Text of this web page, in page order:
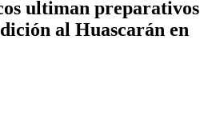
ultiman preparativos
al Huascarán en